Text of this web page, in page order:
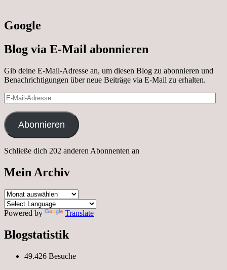
Google
Blog via E-Mail abonnieren
Gib deine E-Mail-Adresse an, um diesen Blog zu abonnieren und
Benachrichtigungen über neue Beiträge via E-Mail zu erhalten.
E-
Mail-
Adresse
Abonnieren
Schließe dich 202 anderen Abonnenten an
Mein Archiv
Mein
Archiv
Powered by
Translate
Blogstatistik
49.426 Besuche